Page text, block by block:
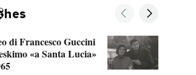
hes
di Francesco Guccini
«a Santa Lucia»